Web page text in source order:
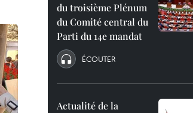
du troisième Plénum
du Comité central du
Parti du 14e mandat
ÉCOUTER
Actualité de la